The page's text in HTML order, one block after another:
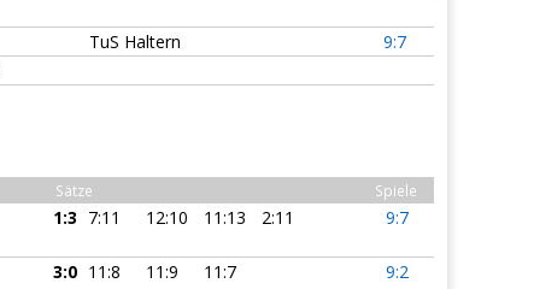
TuS Haltern
9:7
Sätze Spiele
1:3 7:11 12:10 11:13 2:11 9:7
3:0 11:8 11:9 11:7 9:2